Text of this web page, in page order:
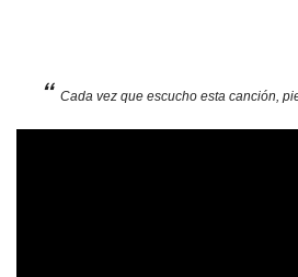
Cada vez que escucho esta canción,